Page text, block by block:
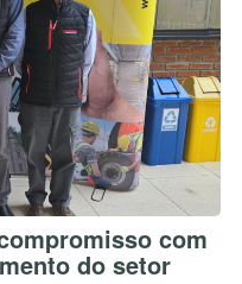
com
do setor